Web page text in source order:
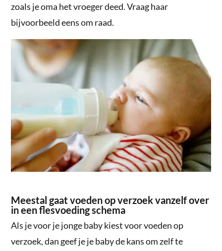
zoals je oma het vroeger deed. Vraag haar
bijvoorbeeld eens om raad.
Meestal gaat voeden op verzoek vanzelf over
in een flesvoeding schema
Als je voor je jonge baby kiest voor voeden op
verzoek, dan geef je je baby de kans om zelf te